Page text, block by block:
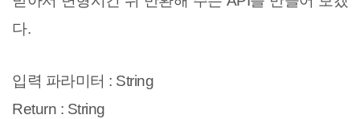
다.
입력 파라미터 : String
Return : String